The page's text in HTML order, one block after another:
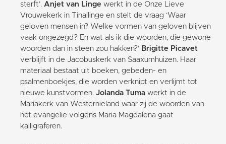
sterft’. Anjet van Linge werkt in de Onze Lieve
Vrouwekerk in Tinallinge en stelt de vraag ‘Waar
geloven mensen in? Welke vormen van geloven blijven
vaak ongezegd? En wat als ik die woorden, die gewone
woorden dan in steen zou hakken?’ Brigitte Picavet
verblijft in de Jacobuskerk van Saaxumhuizen. Haar
materiaal bestaat uit boeken, gebeden- en
psalmenboekjes, die worden verknipt en verlijmt tot
nieuwe kunstvormen. Jolanda Tuma werkt in de
Mariakerk van Westernieland waar zij de woorden van
het evangelie volgens Maria Magdalena gaat
kalligraferen.